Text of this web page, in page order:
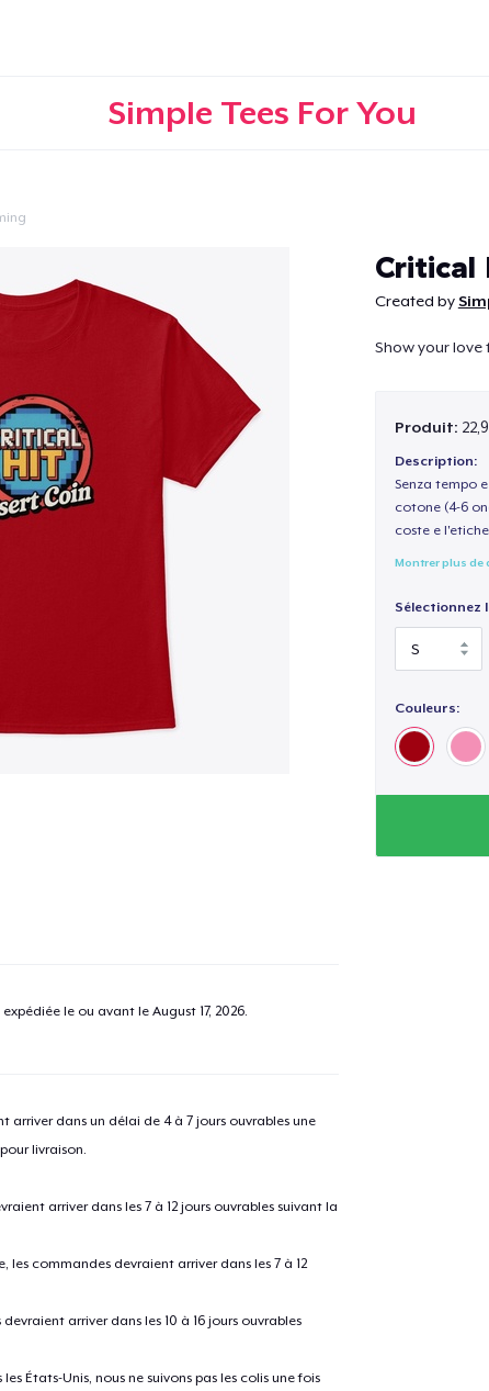
Simple Tees For You
Critical
Created by
Show your love
Produit:
Description:
Senza tempo
cotone (4-6
coste e
Montrer plus de
Sélectionnez
Couleurs:
le ou avant le August 17, 2026.
dans un délai de 4 à 7 jours ouvrables une
livraison.
arriver dans les 7 à 12 jours ouvrables suivant la
les commandes devraient arriver dans les 7 à 12
arriver dans les 10 à 16 jours ouvrables
États-Unis, nous ne suivons pas les colis une fois